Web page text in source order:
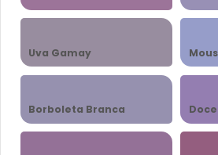
Uva Gamay
Borboleta Branca